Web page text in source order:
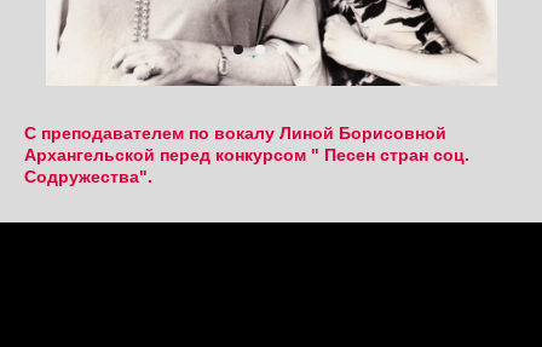
С преподавателем по вокалу Линой Борисовной
Архангельской перед конкурсом " Песен стран соц.
Содружества".